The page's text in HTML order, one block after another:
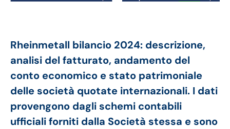
Rheinmetall bilancio 2024: descrizione,
analisi del fatturato, andamento del
conto economico e stato patrimoniale
delle società quotate internazionali. I dati
provengono dagli schemi contabili
ufficiali forniti dalla Società stessa e sono